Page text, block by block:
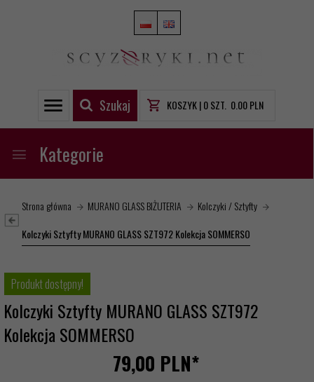
Szukaj KOSZYK |0SZT. 0.00PLN
Kategorie
Strona główna MURANO GLASS BIŻUTERIA
Kolczyki / Sztyfty
Kolczyki Sztyfty MURANO GLASS SZT972 Kolekcja SOMMERSO
Produkt dostępny!
Kolczyki Sztyfty MURANO GLASS SZT972
Kolekcja SOMMERSO
79,00 PLN*